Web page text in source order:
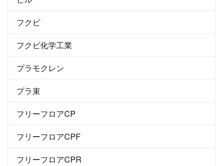
フクビ
フクビ化学工業
プラモクレン
プラ束
フリーフロアCP
フリーフロアCPF
フリーフロアCPR